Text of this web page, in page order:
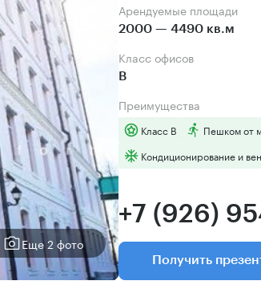
Еще 2 фото
Арендуемые площади
2000 — 4490 кв.м
Класс офисов
B
Преимущества
Класс B
Пешком от
Кондиционирование и
+7 (926)
Получить